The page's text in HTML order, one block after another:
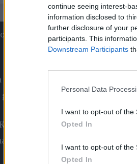
continue seeing interest-
information disclosed to
further disclosure of your
participants. This
Downstream Participants
Personal Data
I want to opt-out of the
Opted In
I want to opt-out of the
Opted In
ne razgovara sa tobom o
računaš na njegovu pomoć. Kad
Kada ne primećuje tebe, tvoj trud i
na kakvu je on navikao.